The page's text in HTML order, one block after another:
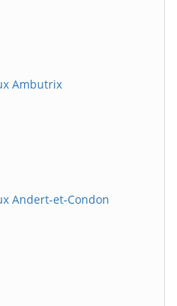
Ambutrix
Andert-et-Condon